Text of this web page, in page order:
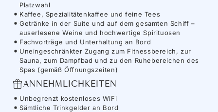
Platzwahl
Kaffee, Spezialitätenkaffee und feine Tees
Getränke in der Suite und auf dem gesamten Schiff –
auserlesene Weine und hochwertige Spirituosen
Fachvorträge und Unterhaltung an Bord
Uneingeschränkter Zugang zum Fitnessbereich, zur
Sauna, zum Dampfbad und zu den Ruhebereichen des
Spas (gemäß Öffnungszeiten)
ANNEHMLICHKEITEN
Unbegrenzt kostenloses WiFi
Sämtliche Trinkgelder an Bord